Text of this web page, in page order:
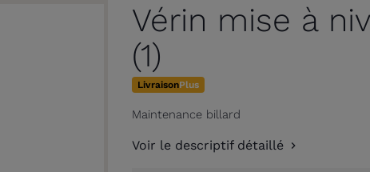
Vérin mise à
(1)
LivraisonPlus
Maintenance billard
Voir le descriptif détaillé